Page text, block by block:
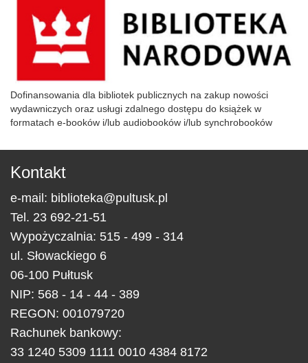
Dofinansowania dla bibliotek publicznych na zakup nowości
wydawniczych oraz usługi zdalnego dostępu do książek w
formatach e-booków i/lub audiobooków i/lub synchrobooków
Kontakt
e-mail: biblioteka@pultusk.pl
Tel. 23 692-21-51
Wypożyczalnia: 515 - 499 - 314
ul. Słowackiego 6
06-100 Pułtusk
NIP: 568 - 14 - 44 - 389
REGON: 001079720
Rachunek bankowy:
33 1240 5309 1111 0010 4384 8172